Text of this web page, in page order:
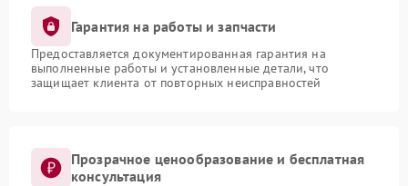
Гарантия на работы и запчасти
Предоставляется документированная гарантия на
выполненные работы и установленные детали, что
защищает клиента от повторных неисправностей
Прозрачное ценообразование и бесплатная
консультация